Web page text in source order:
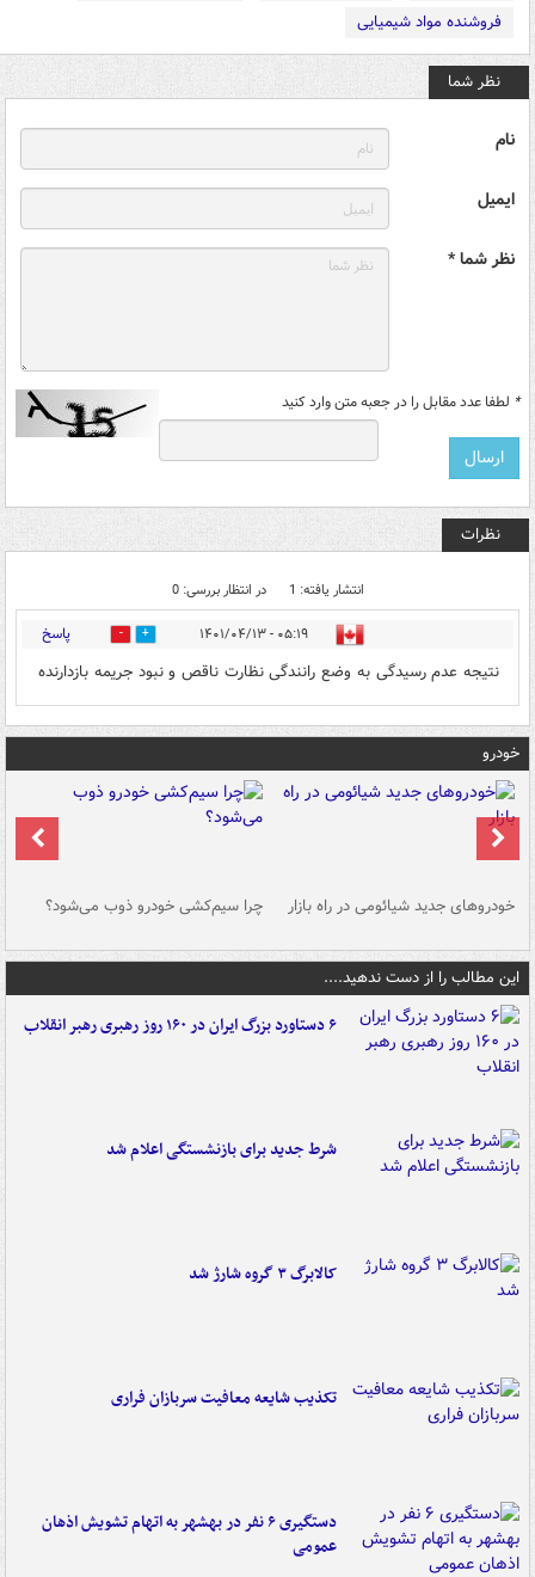
فروشنده مواد شیمیایی
نظر شما
نام
ایمیل
نظر شما *
* لطفا عدد مقابل را در جعبه متن وارد کنید
نظرات
انتشار یافته: 1 در انتظار بررسی: 0
۰۵:۱۹ - ۱۴۰۱/۰۴/۱۳ 0 پاسخ
نتیجه عدم رسیدگی به وضع رانندگی نظارت ناقص و نبود جریمه بازدارنده
خودرو
خودروهای جدید شیائومی در راه بازار چرا سیم‌کشی خودرو ذوب می‌شود؟
این مطالب را از دست ندهید....
۶ دستاورد بزرگ ایران در ۱۶۰ روز رهبری رهبر انقلاب
شرط جدید برای بازنشستگی اعلام شد
کالابرگ ۳ گروه شارژ شد
تکذیب شایعه معافیت سربازان فراری
دستگیری ۶ نفر در بهشهر به اتهام تشویش اذهان
عمومی